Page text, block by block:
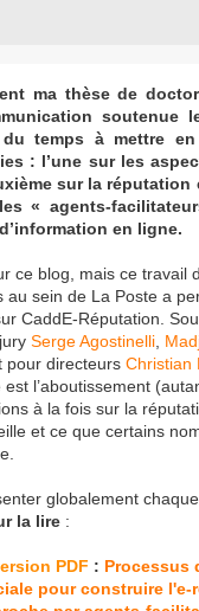
ma thèse de
soutenue
temps à mettre
: l’une sur les
sur la réputation
« agents-
en ligne.
ce blog, mais ce travail
sein de La Poste a
CaddE-Réputation.
Serge Agostinelli
pour directeurs Christian
est l’aboutissement
à la fois sur la
et ce que certains
globalement
la lire :
PDF : Processus
pour construire l'e-